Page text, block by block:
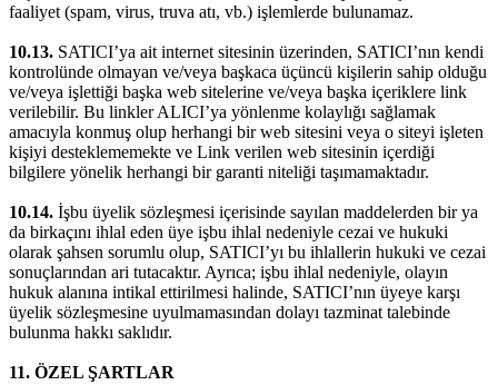
faaliyet (spam, virus, truva atı, vb.) işlemlerde bulunamaz.
10.13. SATICI’ya ait internet sitesinin üzerinden, SATICI’nın kendi
kontrolünde olmayan ve/veya başkaca üçüncü kişilerin sahip olduğu
ve/veya işlettiği başka web sitelerine ve/veya başka içeriklere link
verilebilir. Bu linkler ALICI’ya yönlenme kolaylığı sağlamak
amacıyla konmuş olup herhangi bir web sitesini veya o siteyi işleten
kişiyi desteklememekte ve Link verilen web sitesinin içerdiği
bilgilere yönelik herhangi bir garanti niteliği taşımamaktadır.
10.14. İşbu üyelik sözleşmesi içerisinde sayılan maddelerden bir ya
da birkaçını ihlal eden üye işbu ihlal nedeniyle cezai ve hukuki
olarak şahsen sorumlu olup, SATICI’yı bu ihlallerin hukuki ve cezai
sonuçlarından ari tutacaktır. Ayrıca; işbu ihlal nedeniyle, olayın
hukuk alanına intikal ettirilmesi halinde, SATICI’nın üyeye karşı
üyelik sözleşmesine uyulmamasından dolayı tazminat talebinde
bulunma hakkı saklıdır.
11. ÖZEL ŞARTLAR